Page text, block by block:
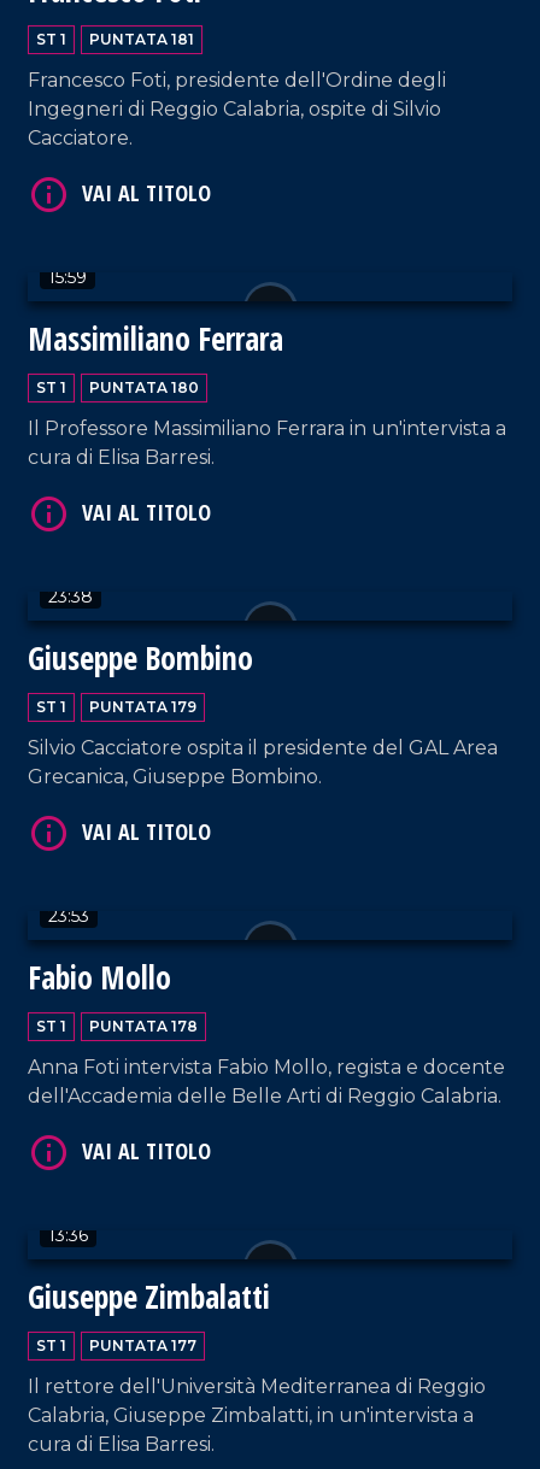
ST 1 PUNTATA 181
Francesco Foti, presidente dell'Ordine degli
Ingegneri di Reggio Calabria, ospite di Silvio
Cacciatore.
15:59
Massimiliano Ferrara
ST 1 PUNTATA 180
Il Professore Massimiliano Ferrara in un'intervista a
cura di Elisa Barresi.
23:38
Giuseppe Bombino
ST 1 PUNTATA 179
Silvio Cacciatore ospita il presidente del GAL Area
Grecanica, Giuseppe Bombino.
23:53
Fabio Mollo
ST 1 PUNTATA 178
Anna Foti intervista Fabio Mollo, regista e docente
dell'Accademia delle Belle Arti di Reggio Calabria.
13:36
Giuseppe Zimbalatti
ST 1 PUNTATA 177
Il rettore dell'Università Mediterranea di Reggio
Calabria, Giuseppe Zimbalatti, in un'intervista a
cura di Elisa Barresi.
VAI AL TITOLO
VAI AL TITOLO
VAI AL TITOLO
VAI AL TITOLO